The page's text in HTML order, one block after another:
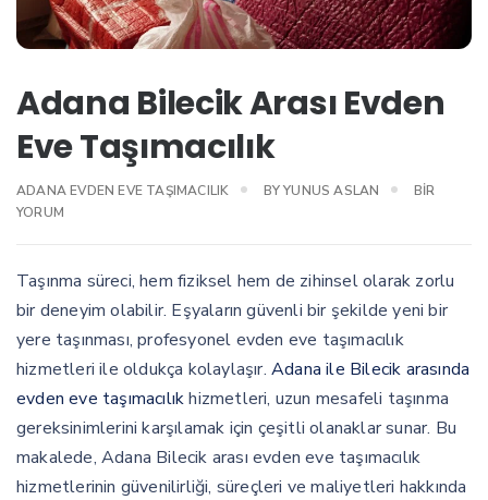
Adana Bilecik Arası Evden
Eve Taşımacılık
ADANA EVDEN EVE TAŞIMACILIK BYYUNUS ASLAN
ADANA
EVE
IÇIN
BIR
YORUM
Taşınma süreci, hem fiziksel hem de zihinsel olarak zorlu
bir deneyim olabilir. Eşyaların güvenli bir şekilde yeni bir
yere taşınması, profesyonel evden eve taşımacılık
hizmetleri ile oldukça kolaylaşır. Adana ile Bilecik arasında
evden eve taşımacılıkhizmetleri, uzun mesafeli taşınma
gereksinimlerini karşılamak için çeşitli olanaklar sunar. Bu
makalede, Adana Bilecik arası evden eve taşımacılık
hizmetlerinin güvenilirliği, süreçleri ve maliyetleri hakkında